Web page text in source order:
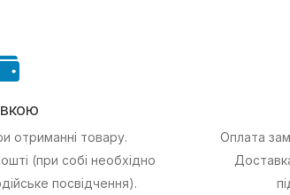
отриманні товару.
(при собі необхідно
посвідчення).
Оплата